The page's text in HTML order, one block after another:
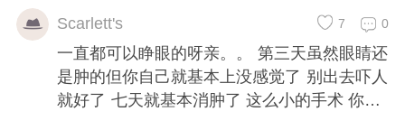
Scarlett's 0
7
一直都可以睁眼的呀亲。。 第三天虽然眼睛还
是肿的但你自己就基本上没感觉了 别出去吓人
就好了 七天就基本消肿了 这么小的手术 你想